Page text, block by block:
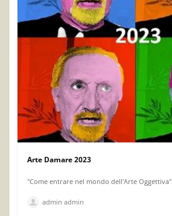
Arte Damare 2023
"Come entrare nel mondo dell'Arte Oggettiva"
admin admin